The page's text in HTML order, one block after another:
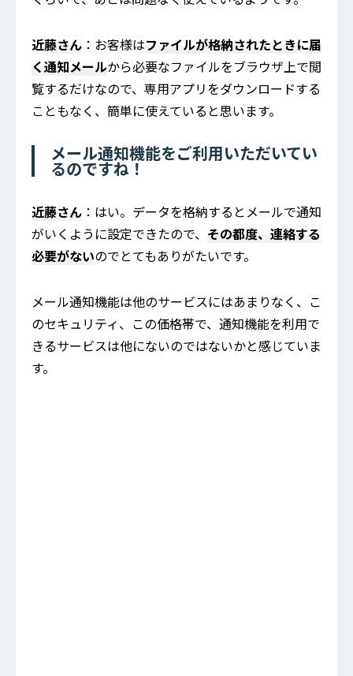
近藤さん ：お客様はファイルが格納されたときに届
く通知メールから必要なファイルをブラウザ上で閲
覧するだけなので、専用アプリをダウンロードする
こともなく、簡単に使えていると思います。
メール通知機能をご利用いただいてい
るのですね！
近藤さん ：はい。データを格納するとメールで通知
がいくように設定できたので、 その都度、連絡する
必要がないのでとてもありがたいです。
メール通知機能は他のサービスにはあまりなく、こ
のセキュリティ、この価格帯で、通知機能を利用で
きるサービスは他にないのではないかと感じていま
す。